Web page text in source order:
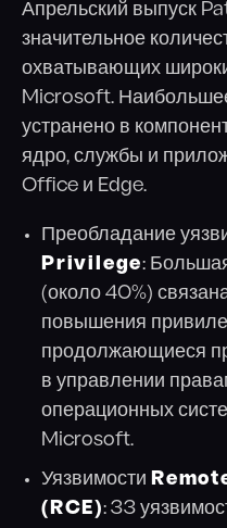
Апрельский выпуск
значительное
охватывающих
Microsoft.
устранено в
ядро, службы и
Office и Edge.
Преобладание
Privilege:
(около 40%)
повышения
продолжающиеся
в управлении
операционных
Microsoft.
Уязвимости
(RCE): 33